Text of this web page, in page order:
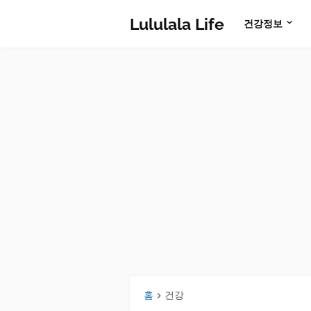
Lululala Life 건강정보
홈 건강